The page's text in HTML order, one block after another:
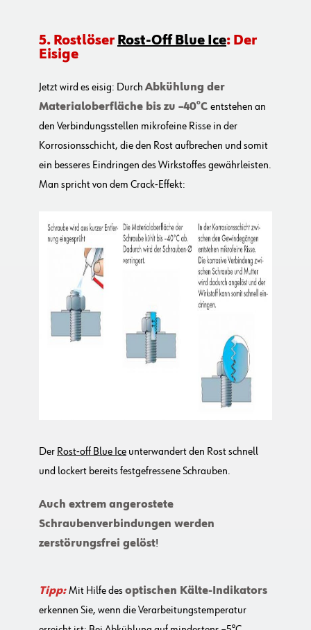
5. Rostlöser Rost-Off Blue Ice: Der
Eisige
Jetzt wird es eisig: DurchAbkühlung der
Materialoberfläche bis zu –40°C entstehen an
den Verbindungsstellen mikrofeine Risse in der
Korrosionsschicht, die den Rost aufbrechen und somit
ein besseres Eindringen des Wirkstoffes gewährleisten.
Man spricht von dem Crack-Effekt:
Der Rost-off Blue Ice unterwandert den Rost schnell
und lockert bereits festgefressene Schrauben.
Auch extrem angerostete
Schraubenverbindungen werden
zerstörungsfrei gelöst!
Tipp:Mit Hilfe desoptischen Kälte-Indikators
erkennen Sie, wenn die Verarbeitungstemperatur